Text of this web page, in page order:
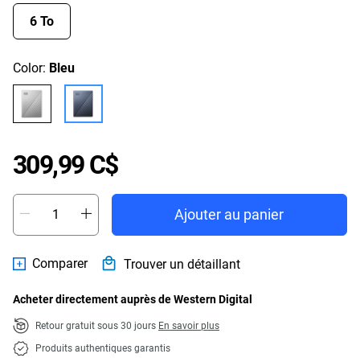
6 To
Color: Bleu
309,99 C$Price 309,99 C$
Ajouter au panier
Comparer Trouver un détaillant
Acheter directement auprès de Western Digital
Retour gratuit sous 30 jours En savoir plus
Produits authentiques garantis